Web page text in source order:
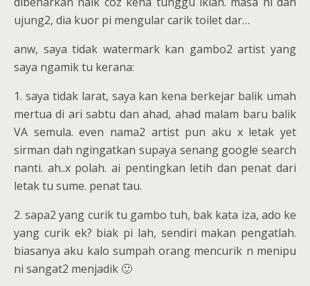
ujung2, dia kuor pi mengular carik toilet dar…
anw, saya tidak watermark kan gambo2 artist yang
saya ngamik tu kerana:
1. saya tidak larat, saya kan kena berkejar balik umah
mertua di ari sabtu dan ahad, ahad malam baru balik
VA semula. even nama2 artist pun aku x letak yet
sirman dah ngingatkan supaya senang google search
nanti. ah..x polah. ai pentingkan letih dan penat dari
letak tu sume. penat tau.
2. sapa2 yang curik tu gambo tuh, bak kata iza, ado ke
yang curik ek? biak pi lah, sendiri makan pengatlah.
biasanya aku kalo sumpah orang mencurik n menipu
ni sangat2 menjadik 🙂